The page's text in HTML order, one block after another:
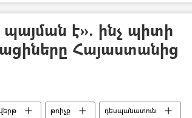
է». ինչ պիտի
Հայաստանից
թռիչք դեսպանատուն